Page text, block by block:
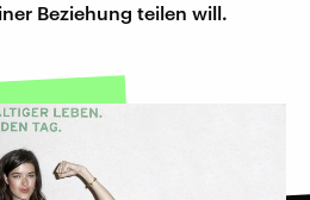
Beziehung teilen will.